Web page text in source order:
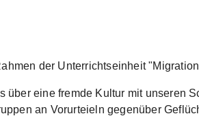
der Unterrichtseinheit
eine fremde Kultur mit unseren
an Vorurteieln gegenüber